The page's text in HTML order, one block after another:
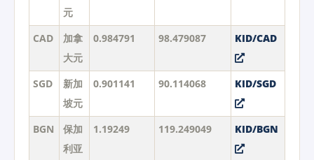
元
CAD
加拿
大元
0.984791 98.479087 KID/CAD
SGD
新加
坡元
0.901141 90.114068 KID/SGD
BGN
保加
利亚
1.19249 119.249049 KID/BGN